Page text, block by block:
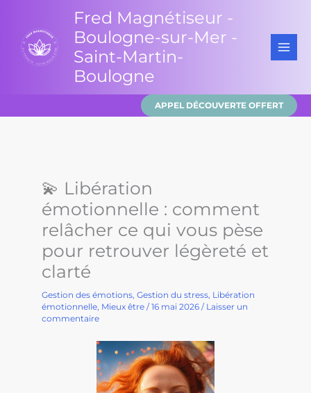
contenu
Fred Magnétiseur -
Boulogne-sur-Mer -
Saint-Martin-
Boulogne
APPEL DÉCOUVERTE OFFERT
💫 Libération
émotionnelle : comment
relâcher ce qui vous pèse
pour retrouver légèreté et
clarté
Gestion des émotions, Gestion du stress, Libération
émotionnelle, Mieux être /16 mai 2026 / Laisser un
commentaire